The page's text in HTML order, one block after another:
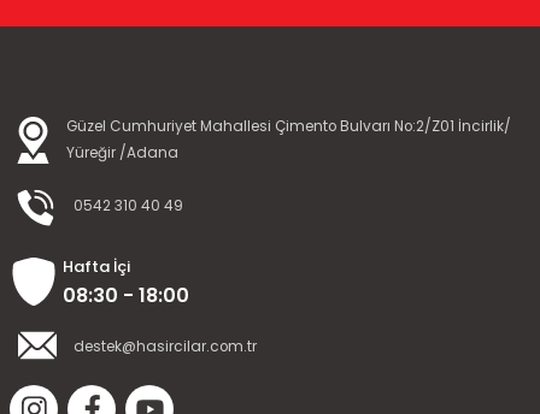
Güzel Cumhuriyet Mahallesi Çimento Bulvarı No:2/Z01 İncirlik/
Yüreğir /Adana
0542 310 40 49
Hafta İçi
08:30 - 18:00
destek@hasircilar.com.tr